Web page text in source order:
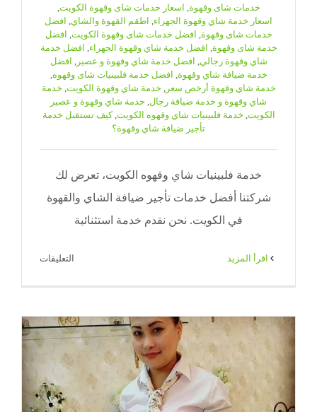
خدمات شاى وقهوة
اسعار خدمات شاى وقهوة الكويت
اسعار خدمة شاي وقهوة الجهراء
اطقم القهوة والشاي
افضل
خدمات شاى وقهوة
افضل خدمات شاى وقهوة الكويت
افضل
خدمة شاى وقهوة
افضل خدمة شاي وقهوة الجهراء
افضل خدمة
شاي وقهوة رجالي
افضل خدمة شاي وقهوة و عصير
افضل
خدمة ضيافة شاي وقهوة
افضل خدمة فلبينيات شاى وقهوه
خدمة شاي وقهوة أرخص سعر
خدمة شاي وقهوة الكويت خدمة
شاي وقهوة و خدمة ضيافة رجال خدمة شاي وقهوة و عصير
الكويت خدمة فلبينيات شاي وقهوه الكويت ,كيف تستقبل خدمة
تأجير ضيافة شاي وقهوة؟
خدمة فلبينيات شاي وقهوه الكويت، تعرض لك
شركتنا أفضل خدمات تأجير ضيافة الشاي والقهوة
في الكويت. نحن نقدم خدمة استثنائية
التعليقات
وقهوه
الكويت
ضيافة